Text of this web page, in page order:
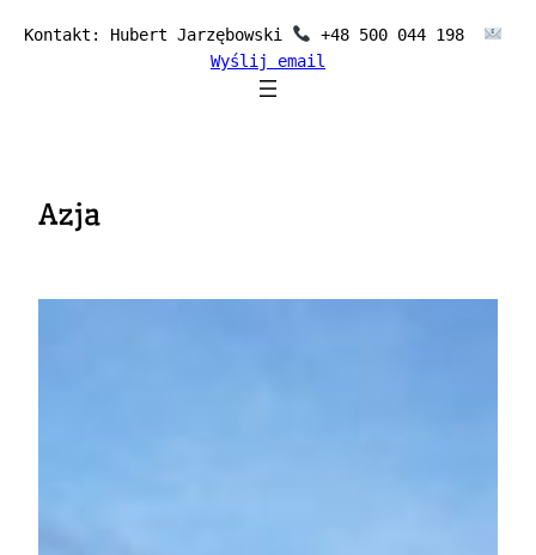
Przejdź
Kontakt: Hubert Jarzębowski
+48 500 044 198
Wyślij email
Azja